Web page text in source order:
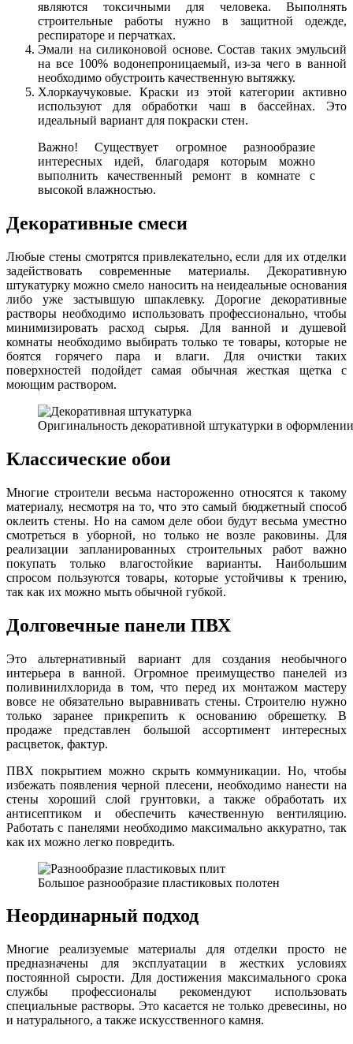
являются токсичными для человека. Выполнять
строительные работы нужно в защитной одежде,
респираторе и перчатках.
Эмали на силиконовой основе. Состав таких эмульсий
на все 100% водонепроницаемый, из-за чего в ванной
необходимо обустроить качественную вытяжку.
Хлоркаучуковые. Краски из этой категории активно
используют для обработки чаш в бассейнах. Это
идеальный вариант для покраски стен.
Важно! Существует огромное разнообразие
интересных идей, благодаря которым можно
выполнить качественный ремонт в комнате с
высокой влажностью.
Декоративные смеси
Любые стены смотрятся привлекательно, если для их отделки
задействовать современные материалы. Декоративную
штукатурку можно смело наносить на неидеальные основания
либо уже застывшую шпаклевку. Дорогие декоративные
растворы необходимо использовать профессионально, чтобы
минимизировать расход сырья. Для ванной и душевой
комнаты необходимо выбирать только те товары, которые не
боятся горячего пара и влаги. Для очистки таких
поверхностей подойдет самая обычная жесткая щетка с
моющим раствором.
Оригинальность декоративной штукатурки в
Классические обои
Многие строители весьма настороженно относятся к такому
материалу, несмотря на то, что это самый бюджетный способ
оклеить стены. Но на самом деле обои будут весьма уместно
смотреться в уборной, но только не возле раковины. Для
реализации запланированных строительных работ важно
покупать только влагостойкие варианты. Наибольшим
спросом пользуются товары, которые устойчивы к трению,
так как их можно мыть обычной губкой.
Долговечные панели ПВХ
Это альтернативный вариант для создания необычного
интерьера в ванной. Огромное преимущество панелей из
поливинилхлорида в том, что перед их монтажом мастеру
вовсе не обязательно выравнивать стены. Строителю нужно
только заранее прикрепить к основанию обрешетку. В
продаже представлен большой ассортимент интересных
расцветок, фактур.
ПВХ покрытием можно скрыть коммуникации. Но, чтобы
избежать появления черной плесени, необходимо нанести на
стены хороший слой грунтовки, а также обработать их
антисептиком и обеспечить качественную вентиляцию.
Работать с панелями необходимо максимально аккуратно, так
как их можно легко повредить.
Большое разнообразие пластиковых полотен
Неординарный подход
Многие реализуемые материалы для отделки просто не
предназначены для эксплуатации в жестких условиях
постоянной сырости. Для достижения максимального срока
службы профессионалы рекомендуют использовать
специальные растворы. Это касается не только древесины, но
и натурального, а также искусственного камня.